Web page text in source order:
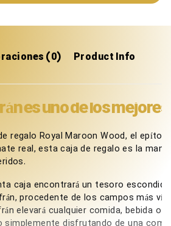
(0) Product Info
es uno de los
regalo Royal Maroon Wood, el
real, esta caja de regalo es la
caja encontrará un tesoro
procedente de los campos más
elevará cualquier comida, bebida o